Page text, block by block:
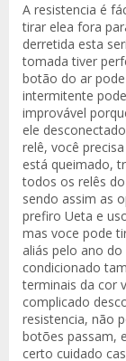
A resistencia é
tirar elea fora
derretida esta
tomada tiver
botão do ar
intermitente
improvável
ele
relê, você
está queimado,
todos os relês
sendo assim as
prefiro Ueta e
mas voce pode
aliás pelo ano
condicionado
terminais da cor
complicado
resistencia, não
botões passam,
certo cuidado